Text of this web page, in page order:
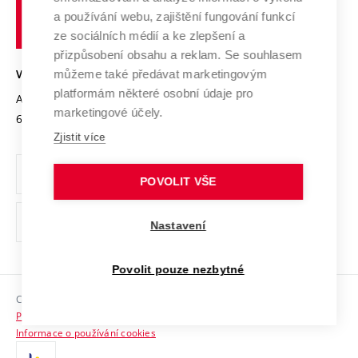
Transfer znalostí
Open Science
Projekty
Projekty ze strukturálních fondů
Specifický výzkum
Služby univerzity
Mezinárodní dohody
Univerzitní sítě
Podnikavá univerzita / ContriBUTe
Bezpečná univerzita
Vyznamenání
Organizační struktura
Ochrana osobních údajů
odkaz)
Sociální bezpečí
HR Award
učení
technické
VYSOKÉ UČENÍ TECHNICKÉ V BRNĚ
Antonínská 548/1
602 00 Brno
www.vut.cz
vut@vutbr.cz
Copyright © 2026 VUT
Prohlášení o přístupnosti
Informace o používání cookies
a používání webu, zajištění fungování funkcí
ze sociálních médií a ke zlepšení a
přizpůsobení obsahu a reklam. Se souhlasem
můžeme také předávat marketingovým
platformám některé osobní údaje pro
marketingové účely.
Zjistit více
POVOLIT VŠE
Nastavení
Povolit pouze nezbytné